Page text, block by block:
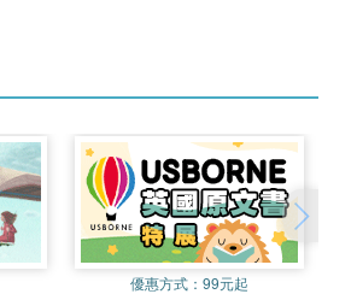
優惠方式：99元起